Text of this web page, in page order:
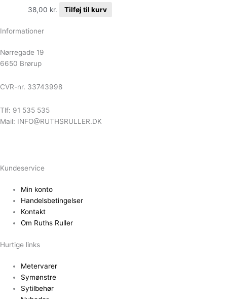
38,00 kr. Tilføj til kurv
Informationer
Nørregade 19
6650 Brørup
CVR-nr. 33743998
Tlf: 91 535 535
Mail: INFO@RUTHSRULLER.DK
Kundeservice
Min konto
Handelsbetingelser
Kontakt
Om Ruths Ruller
Hurtige links
Metervarer
Symønstre
Sytilbehør